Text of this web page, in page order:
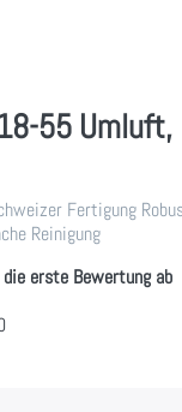
55 Umluft,
Fertigung
Reinigung
die erste Bewertung ab